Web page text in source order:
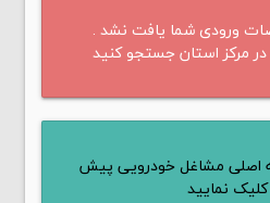
ورودی شما یافت نشد .
مرکز استان جستجو کنید
مشاغل خودرویی پیش
نمایید